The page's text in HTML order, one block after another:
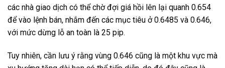
các nhà giao dịch có thể chờ đợi giá hồi lên lại quanh 0.654
để vào lệnh bán, nhắm đến các mục tiêu ở 0.6485 và 0.646,
với mức dừng lỗ an toàn là 25 pip.
Tuy nhiên, cần lưu ý rằng vùng 0.646 cũng là một khu vực mà